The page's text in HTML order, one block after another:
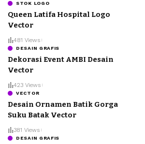
STOK LOGO
Queen Latifa Hospital Logo
Vector
481 Views
DESAIN GRAFIS
Dekorasi Event AMBI Desain
Vector
423 Views
VECTOR
Desain Ornamen Batik Gorga
Suku Batak Vector
381 Views
DESAIN GRAFIS